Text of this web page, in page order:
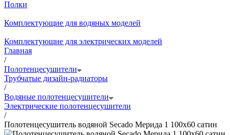
Полки
Комплектующие для водяных моделей
Комплектующие для электрических моделей
Главная
/
Полотенцесушители
Трубчатые дизайн-радиаторы
/
Водяные полотенцесушители
Электрические полотенцесушители
/
Полотенцесушитель водяной Secado Мерида 1 100x60 сатин